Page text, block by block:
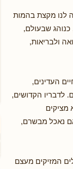
לנו מקצת בהמות
כנוהג שבעולם,
ולבריאות,
העדינים,
לדבריו הקדושים,
מציקים
נאכל מבשרם,
המזיקים מעצם